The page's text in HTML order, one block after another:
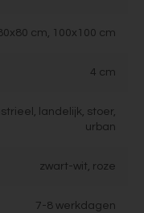
cm, 100x100 cm
4 cm
landelijk, stoer,
urban
zwart-wit, roze
7-8 werkdagen